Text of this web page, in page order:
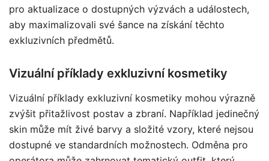
pro aktualizace o dostupných výzvách a událostech,
aby maximalizovali své šance na získání těchto
exkluzivních předmětů.
Vizuální příklady exkluzivní kosmetiky
Vizuální příklady exkluzivní kosmetiky mohou výrazně
zvýšit přitažlivost postav a zbraní. Například jedinečný
skin může mít živé barvy a složité vzory, které nejsou
dostupné ve standardních možnostech. Odměna pro